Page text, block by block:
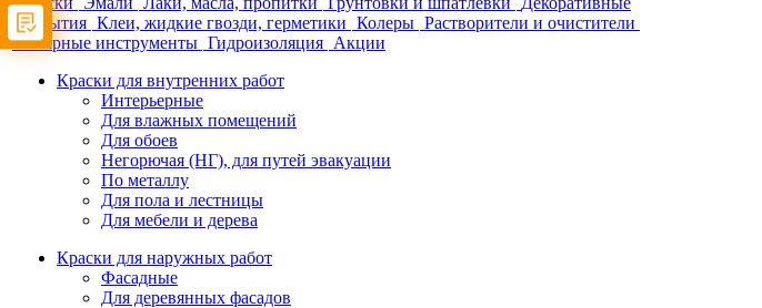
покрытия Клеи, жидкие гвозди, герметики Колеры Растворители и очистители
Малярные инструменты Гидроизоляция Акции
Краски для внутренних работ
Интерьерные
Для влажных помещений
Для обоев
Негорючая (НГ), для путей эвакуации
По металлу
Для пола и лестницы
Для мебели и дерева
Краски для наружных работ
Фасадные
Для деревянных фасадов